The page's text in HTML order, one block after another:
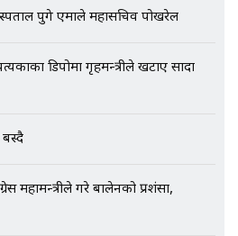
|| Everest Hospital
पुगे एमाले महासचिव पोखरेल
डिपोमा गृहमन्त्रीले खटाए सादा
बस्दै
महामन्त्रीले गरे बालेनको प्रशंसा,